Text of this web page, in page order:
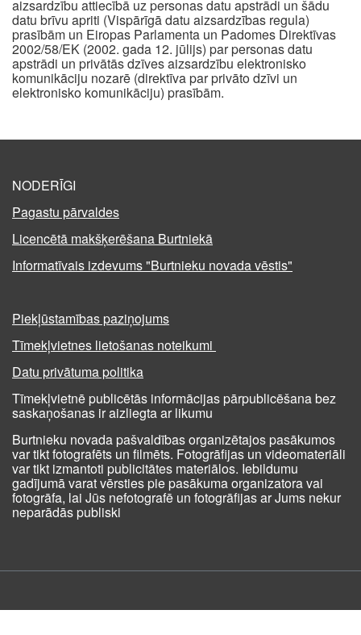
aizsardzību attiecībā uz personas datu apstrādi un šādu
datu brīvu apriti (Vispārīgā datu aizsardzības regula)
prasībām un Eiropas Parlamenta un Padomes Direktīvas
2002/58/EK (2002. gada 12. jūlijs) par personas datu
apstrādi un privātās dzīves aizsardzību elektronisko
komunikāciju nozarē (direktīva par privāto dzīvi un
elektronisko komunikāciju) prasībām.
NODERĪGI
Pagastu pārvaldes
Licencētā makšķerēšana Burtniekā
Informatīvais izdevums "Burtnieku novada vēstis"
Piekļūstamības paziņojums
Tīmekļvietnes lietošanas noteikumi
Datu privātuma politika
Tīmekļvietnē publicētās informācijas pārpublicēšana bez
saskaņošanas ir aizliegta ar likumu
Burtnieku novada pašvaldības organizētajos pasākumos
var tikt fotografēts un filmēts. Fotogrāfijas un videomateriāli
var tikt izmantoti publicitātes materiālos. Iebildumu
gadījumā varat vērsties pie pasākuma organizatora vai
fotogrāfa, lai Jūs nefotografē un fotogrāfijas ar Jums nekur
neparādās publiski